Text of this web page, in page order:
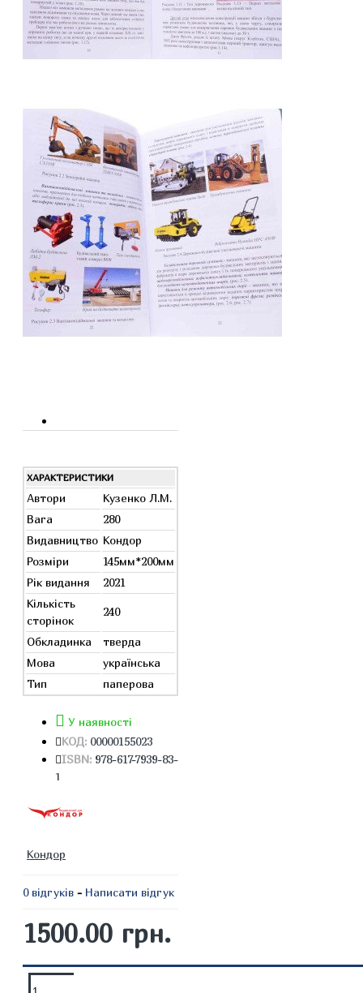
ХАРАКТЕРИСТИКИ
Автори
Кузенко Л.М.
Вага
280
Видавництво Кондор
Розміри
145мм*200мм
Рік видання
2021
Кількість
сторінок
240
Обкладинка
тверда
Мова
українська
Тип
паперова
У наявності
КОД: 00000155023
ISBN: 978-617-7939-83-
1
Кондор
0 відгуків - Написати відгук
1500.00 грн.